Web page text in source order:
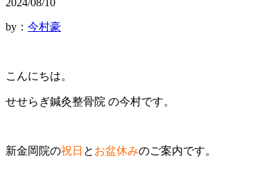
2024/08/10
by： 今村豪
こんにちは。
せせらぎ鍼灸整骨院 の今村です。
新金岡院の祝日 と お盆休みのご案内です。